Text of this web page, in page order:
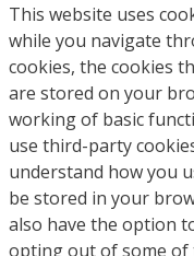
This website uses
while you navigate
cookies, the cookies
are stored on your
working of basic
use third-party
understand how you
be stored in your
also have the option
opting out of some of